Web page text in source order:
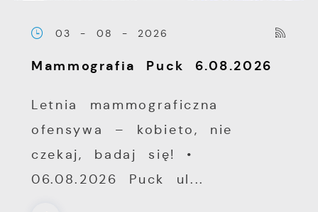
03 - 08 - 2026
Mammografia Puck 6.08.2026
Letnia mammograficzna
ofensywa – kobieto, nie
czekaj, badaj się! •
06.08.2026 Puck ul...